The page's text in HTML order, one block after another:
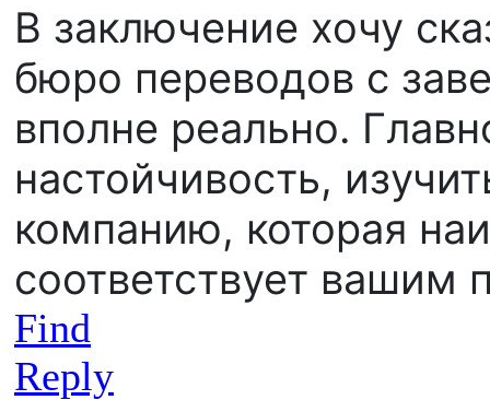
В заключение хочу
бюро переводов с
вполне реально.
настойчивость,
компанию, которая
соответствует вашим
Find
Reply